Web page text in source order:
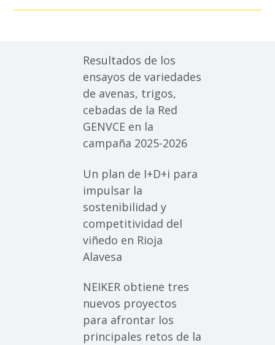
Resultados de los
ensayos de variedades
de avenas, trigos,
cebadas de la Red
GENVCE en la
campaña 2025-2026
Un plan de I+D+i para
impulsar la
sostenibilidad y
competitividad del
viñedo en Rioja
Alavesa
NEIKER obtiene tres
nuevos proyectos
para afrontar los
principales retos de la